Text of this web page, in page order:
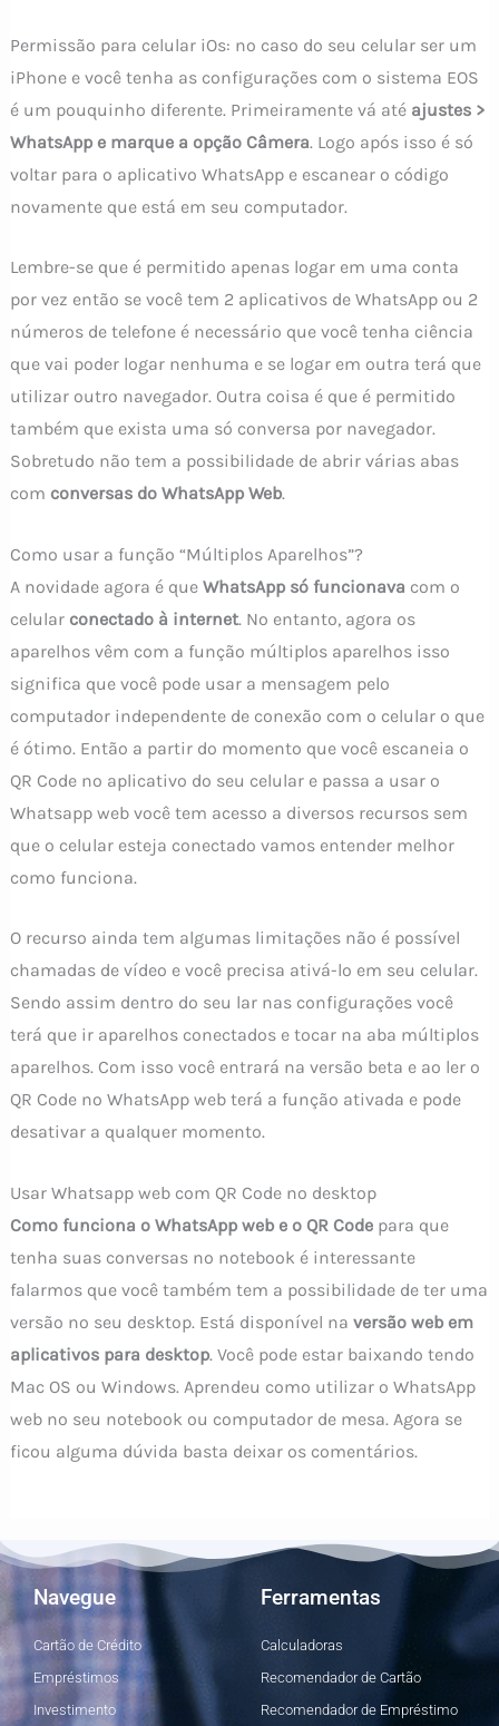
Permissão para celular iOs: no caso do seu celular ser um
iPhone e você tenha as configurações com o sistema EOS
é um pouquinho diferente. Primeiramente vá até ajustes >
WhatsApp e marque a opção Câmera. Logo após isso é só
voltar para o aplicativo WhatsApp e escanear o código
novamente que está em seu computador.
Lembre-se que é permitido apenas logar em uma conta
por vez então se você tem 2 aplicativos de WhatsApp ou 2
números de telefone é necessário que você tenha ciência
que vai poder logar nenhuma e se logar em outra terá que
utilizar outro navegador. Outra coisa é que é permitido
também que exista uma só conversa por navegador.
Sobretudo não tem a possibilidade de abrir várias abas
com conversas do WhatsApp Web.
Como usar a função “Múltiplos Aparelhos”?
A novidade agora é que WhatsApp só funcionava com o
celular conectado à internet. No entanto, agora os
aparelhos vêm com a função múltiplos aparelhos isso
significa que você pode usar a mensagem pelo
computador independente de conexão com o celular o que
é ótimo. Então a partir do momento que você escaneia o
QR Code no aplicativo do seu celular e passa a usar o
Whatsapp web você tem acesso a diversos recursos sem
que o celular esteja conectado vamos entender melhor
como funciona.
O recurso ainda tem algumas limitações não é possível
chamadas de vídeo e você precisa ativá-lo em seu celular.
Sendo assim dentro do seu lar nas configurações você
terá que ir aparelhos conectados e tocar na aba múltiplos
aparelhos. Com isso você entrará na versão beta e ao ler o
QR Code no WhatsApp web terá a função ativada e pode
desativar a qualquer momento.
Usar Whatsapp web com QR Code no desktop
Como funciona o WhatsApp web e o QR Codepara que
tenha suas conversas no notebook é interessante
falarmos que você também tem a possibilidade de ter uma
versão no seu desktop. Está disponível na versão web em
aplicativos para desktop. Você pode estar baixando tendo
Mac OS ou Windows. Aprendeu como utilizar o WhatsApp
web no seu notebook ou computador de mesa. Agora se
ficou alguma dúvida basta deixar os comentários.
Navegue
Cartão de Crédito
Empréstimos
Investimento
Ferramentas
Calculadoras
Recomendador de Cartão
Recomendador de Empréstimo